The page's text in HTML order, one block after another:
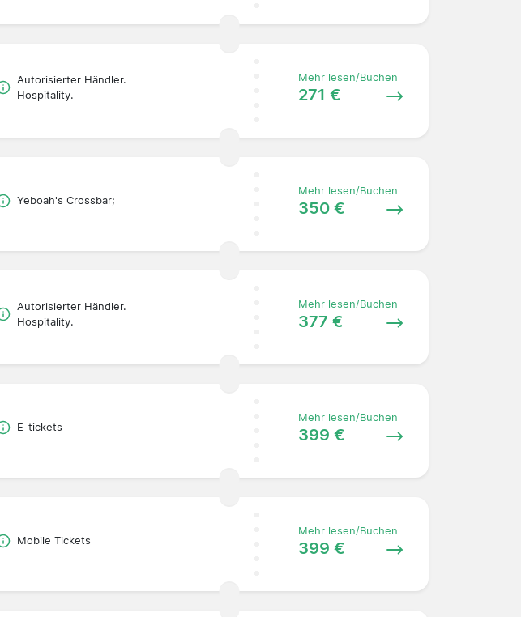
Autorisierter Händler.
Hospitality.
Mehr lesen/Buchen
271 €
Yeboah's Crossbar;
Mehr lesen/Buchen
350 €
Autorisierter Händler.
Hospitality.
Mehr lesen/Buchen
377 €
E-tickets
Mehr lesen/Buchen
399 €
Mobile Tickets
Mehr lesen/Buchen
399 €